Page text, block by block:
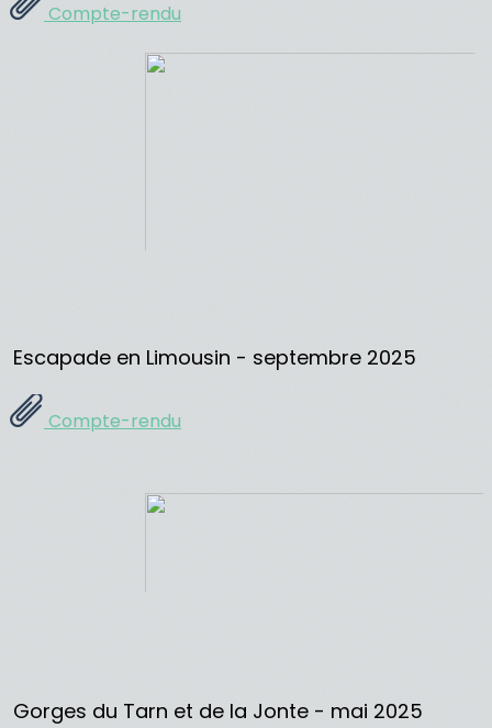
Compte-rendu
Escapade en Limousin - septembre 2025
Compte-rendu
Gorges du Tarn et de la Jonte - mai 2025